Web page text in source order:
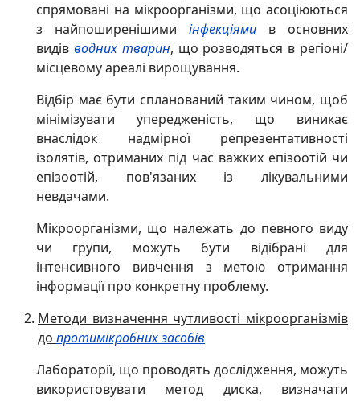
спрямовані на мікроорганізми, що асоціюються
з найпоширенішими інфекціями в основних
видів водних тварин, що розводяться в регіоні/
місцевому ареалі вирощування.
Відбір має бути спланований таким чином, щоб
мінімізувати упередженість, що виникає
внаслідок надмірної репрезентативності
ізолятів, отриманих під час важких епізоотій чи
епізоотій, пов'язаних із лікувальними
невдачами.
Мікроорганізми, що належать до певного виду
чи групи, можуть бути відібрані для
інтенсивного вивчення з метою отримання
інформації про конкретну проблему.
Методи визначення чутливості мікроорганізмів
до протимікробних засобів
Лабораторії, що проводять дослідження, можуть
використовувати метод диска, визначати